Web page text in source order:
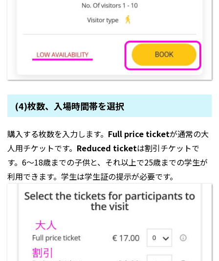
(4)枚数、入場時間帯を選択
購入する枚数を入力します。 Full price ticketが通常の大
人用チケットです。 Reduced ticketは割引チケットで
す。6～18歳までの子供と、それ以上で25歳までの学生が
利用できます。学生は学生証の提示が必要です。